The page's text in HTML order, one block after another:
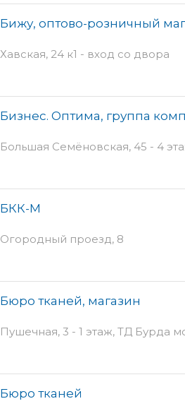
Бижу, оптово-розничный
Хавская, 24 к1 - вход со двора
Бизнес. Оптима, группа
Большая Семёновская, 45 - 4
БКК-М
Огородный проезд, 8
Бюро тканей, магазин
Пушечная, 3 - 1 этаж, ТД Бурда
Бюро тканей